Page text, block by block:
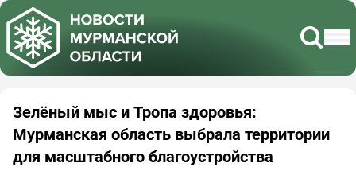
Зелёный мыс и Тропа здоровья:
Мурманская область выбрала территории
для масштабного благоустройства